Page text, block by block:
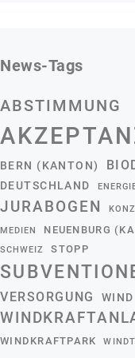
News-Tags
ABSTIMMUNG
BERN (KANTON)
DEUTSCHLAND
JURABOGEN
MEDIEN NEUENBURG
SCHWEIZ STOPP
VERSORGUNG WIND
WINDKRAFTPARK